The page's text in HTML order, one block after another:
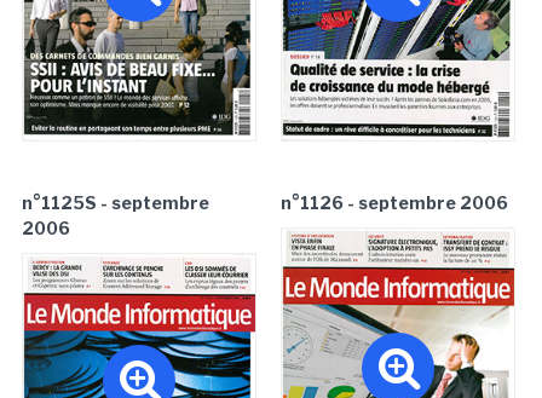
n°1125S - septembre
2006
n°1126 - septembre 2006